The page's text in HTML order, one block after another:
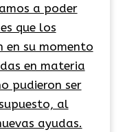
a poder
que los
en su momento
en materia
pudieron ser
al
ayudas.